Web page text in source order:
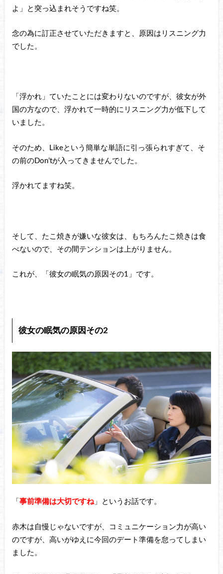
よ」と突っ込まれそうですね笑。
念の為に訂正させていただきますと、原因はリスニング力
でした。
「浮かれ」ていたことには変わりないのですが、彼女が外
国の方なので、浮かれて一時的にリスニング力が低下して
いました。
そのため、Likeという簡単な単語に引っ張られすぎて、そ
の前のDon’tが入ってきませんでした。
浮かれてますね笑。
そして、たこ焼きが嫌いな彼女は、もちろんたこ焼きは食
べないので、その間テンションは上がりません。
これが、「彼女の眠気の原因その1」です。
彼女の眠気の原因その2
「 事前準備は大切ですね」というお話です。
赤木は自慢じゃないですが、コミュニケーション力が高い
のですが、高いがゆえに今回のデート準備を怠ってしまい
ました。